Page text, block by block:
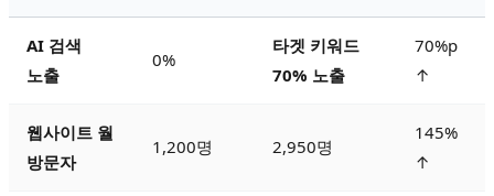
AI 검색
노출
0%
타겟 키워드
70% 노출
70%p
↑
웹사이트 월
방문자
1,200명 2,950명
145%
↑